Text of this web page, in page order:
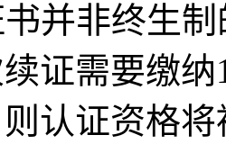
并非终生
证需要缴
认证资格